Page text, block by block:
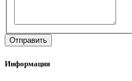
Информация